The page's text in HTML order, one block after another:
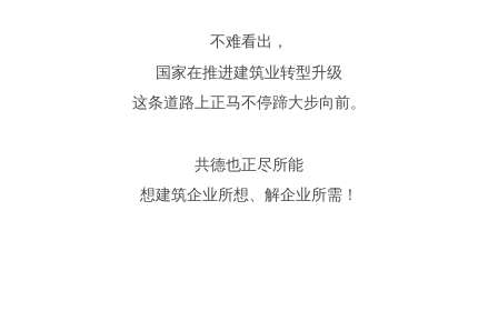
不难看出 ，
国家在推进建筑业转型升级
这条道路上正马不停蹄大步向前。
共德也正尽所能
想建筑企业所想、 解企业所需 ！